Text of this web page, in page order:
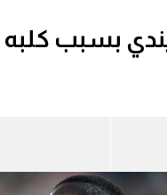
بسبب كلبه